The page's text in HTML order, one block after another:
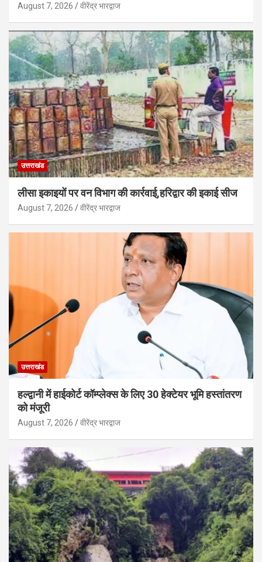
August 7, 2026 वीरेंद्र भारद्वाज
उत्तराखंड
लीसा इकाइयों पर वन विभाग की कार्रवाई,हरिद्वार की इकाई सीज
August 7, 2026 वीरेंद्र भारद्वाज
उत्तराखंड
हल्द्वानी में हाईकोर्ट कॉम्प्लेक्स के लिए 30 हेक्टेयर भूमि हस्तांतरण
को मंजूरी
August 7, 2026 वीरेंद्र भारद्वाज